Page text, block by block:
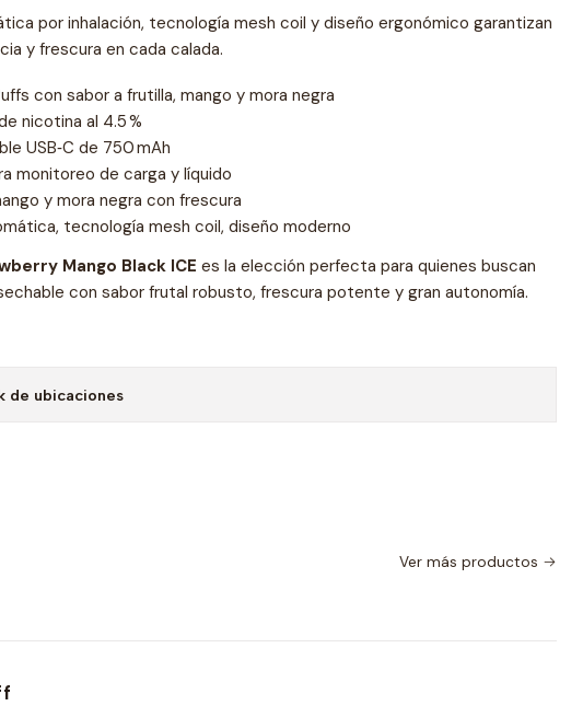
por inhalación, tecnología mesh coil y diseño ergonómico garantizan
y frescura en cada calada.
con sabor a frutilla, mango y mora negra
nicotina al 4.5 %
USB‑C de 750 mAh
monitoreo de carga y líquido
y mora negra con frescura
tecnología mesh coil, diseño moderno
Mango Black ICE es la elección perfecta para quienes buscan
con sabor frutal robusto, frescura potente y gran autonomía.
de ubicaciones
Ver más productos